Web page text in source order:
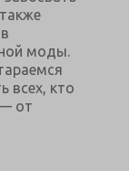
моды.
всех, кто
— от